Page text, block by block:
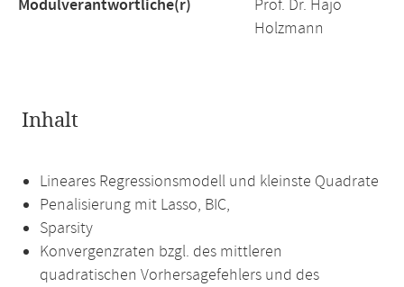
Modulverantwortliche(r)
Prof. Dr. Hajo
Holzmann
Inhalt
Lineares Regressionsmodell und kleinste Quadrate
Penalisierung mit Lasso, BIC,
Sparsity
Konvergenzraten bzgl. des mittleren
quadratischen Vorhersagefehlers und des